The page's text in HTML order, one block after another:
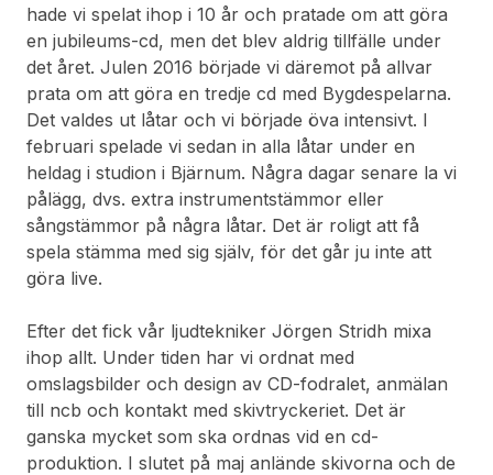
hade vi spelat ihop i 10 år och pratade om att göra
en jubileums-cd, men det blev aldrig tillfälle under
det året. Julen 2016 började vi däremot på allvar
prata om att göra en tredje cd med Bygdespelarna.
Det valdes ut låtar och vi började öva intensivt. I
februari spelade vi sedan in alla låtar under en
heldag i studion i Bjärnum. Några dagar senare la vi
pålägg, dvs. extra instrumentstämmor eller
sångstämmor på några låtar. Det är roligt att få
spela stämma med sig själv, för det går ju inte att
göra live.
Efter det fick vår ljudtekniker Jörgen Stridh mixa
ihop allt. Under tiden har vi ordnat med
omslagsbilder och design av CD-fodralet, anmälan
till ncb och kontakt med skivtryckeriet. Det är
ganska mycket som ska ordnas vid en cd-
produktion. I slutet på maj anlände skivorna och de